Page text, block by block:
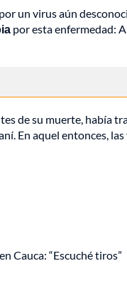
un virus aún
por esta enfermedad:
de su muerte, había
En aquel entonces,
Cauca: “Escuché tiros”